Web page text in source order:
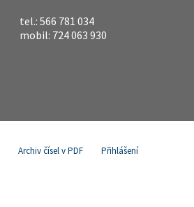
tel.: 566 781 034
mobil: 724 063 930
Archiv čísel v PDF Přihlášení